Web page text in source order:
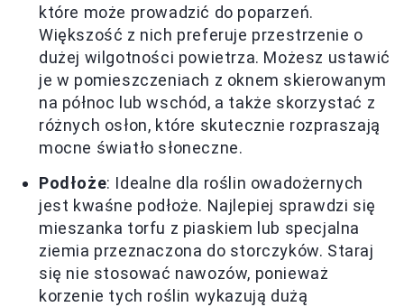
które może prowadzić do poparzeń.
Większość z nich preferuje przestrzenie o
dużej wilgotności powietrza. Możesz ustawić
je w pomieszczeniach z oknem skierowanym
na północ lub wschód, a także skorzystać z
różnych osłon, które skutecznie rozpraszają
mocne światło słoneczne.
Podłoże: Idealne dla roślin owadożernych
jest kwaśne podłoże. Najlepiej sprawdzi się
mieszanka torfu z piaskiem lub specjalna
ziemia przeznaczona do storczyków. Staraj
się nie stosować nawozów, ponieważ
korzenie tych roślin wykazują dużą